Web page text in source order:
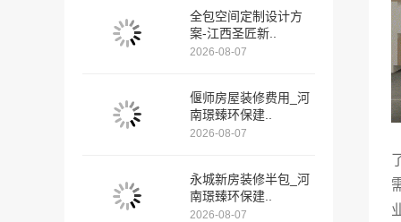
全包空间定制设计方
案-江西圣匠新..
2026-08-07
偃师房屋装修费用_河
南璟臻环保建..
2026-08-07
永城新房装修半包_河
南璟臻环保建..
2026-08-07